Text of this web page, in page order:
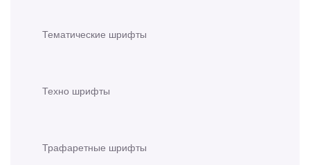
Тематические шрифты
Техно шрифты
Трафаретные шрифты